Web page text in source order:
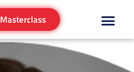
Masterclass